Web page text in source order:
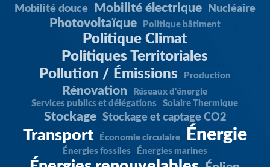
Mobilité douce Mobilité électrique Nucléaire
Photovoltaïque Politique bâtiment
Politique Climat
Politiques Territoriales
Pollution / Émissions
Production
Rénovation
Réseaux d'énergie
Services publics et délégations
Solaire Thermique
Stockage Stockage et captage CO2
Transport Économie circulaire Énergie
Énergies fossiles Énergies marines